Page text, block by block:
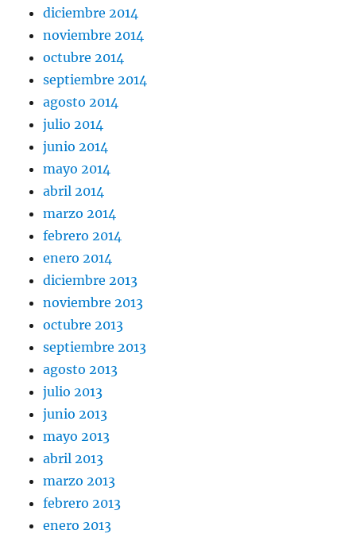
diciembre 2014
noviembre 2014
octubre 2014
septiembre 2014
agosto 2014
julio 2014
junio 2014
mayo 2014
abril 2014
marzo 2014
febrero 2014
enero 2014
diciembre 2013
noviembre 2013
octubre 2013
septiembre 2013
agosto 2013
julio 2013
junio 2013
mayo 2013
abril 2013
marzo 2013
febrero 2013
enero 2013